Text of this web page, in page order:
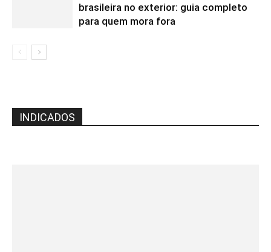
brasileira no exterior: guia completo
para quem mora fora
INDICADOS